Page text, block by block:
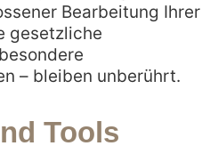
Bearbeitung Ihrer
gesetzliche
– bleiben unberührt.
Tools